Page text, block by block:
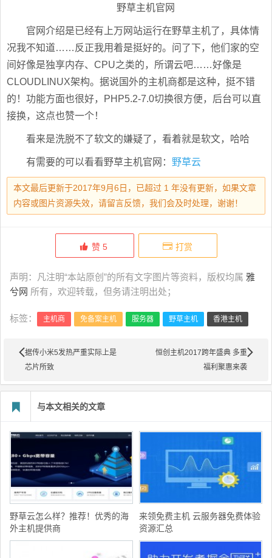
野草主机官网
官网介绍是已经有上万网站运行在野草主机了，具体情
况我不知道……反正我用着是挺好的。问了下，他们家的空
间好像是独享内存、CPU之类的，所谓云吧……好像是
CLOUDLINUX架构。据说国外的主机商都是这种，挺不错
的！功能方面也很好，PHP5.2-7.0切换很方便，后台可以直
接换，这点也赞一个！
看来是洗脱不了软文的嫌疑了，看着就是软文，哈哈
有需要的可以看看野草主机官网： 野草云
本文最后更新于2017年9月6日，已超过 1 年没有更新，如果文章
内容或图片资源失效，请留言反馈，我们会及时处理，谢谢！
赞 5 打赏
声明：凡注明“本站原创”的所有文字图片等资料，版权均属 雅
兮网 所有，欢迎转载，但务请注明出处；
标签： 主机商 免备案主机 服务器 野草主机 香港主机
恒创主机2017跨年盛典 多重
福利聚惠来袭
据传小米5发热严重实际上是
芯片所致
与本文相关的文章
野草云怎么样？推荐！优秀的海
外主机提供商
来领免费主机 云服务器免费体验
资源汇总